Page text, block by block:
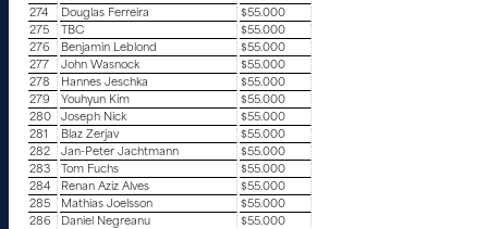
274
Douglas Ferreira
$55.000
275
TBC
$55.000
276
Benjamin Leblond
$55.000
277
John Wasnock
$55.000
278
Hannes Jeschka
$55.000
279
Youhyun Kim
$55.000
280
Joseph Nick
$55.000
281
Blaz Zerjav
$55.000
282
Jan-Peter Jachtmann
$55.000
283
Tom Fuchs
$55.000
284
Renan Aziz Alves
$55.000
285
Mathias Joelsson
$55.000
286
Daniel Negreanu
$55.000